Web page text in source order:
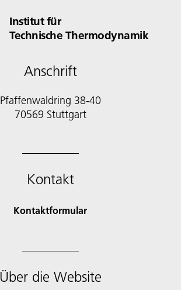
Institut für
Technische Thermodynamik
Anschrift
Pfaffenwaldring 38-40
70569 Stuttgart
Kontakt
Kontaktformular
Über die Website